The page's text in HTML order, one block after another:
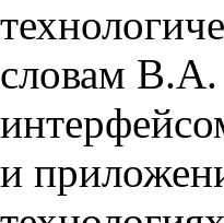
словам В.А.
и